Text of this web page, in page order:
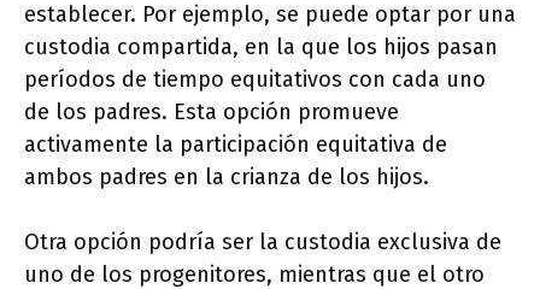
establecer. Por ejemplo, se puede optar por una
custodia compartida, en la que los hijos pasan
períodos de tiempo equitativos con cada uno
de los padres. Esta opción promueve
activamente la participación equitativa de
ambos padres en la crianza de los hijos.
Otra opción podría ser la custodia exclusiva de
uno de los progenitores, mientras que el otro